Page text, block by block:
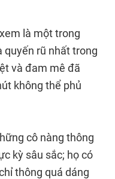
là một trong
quyến rũ nhất trong
và đam mê đã
không thể phủ
cô nàng thông
kỳ sâu sắc; họ có
thông quá dáng